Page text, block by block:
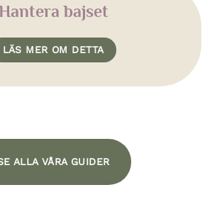
bajset
LÄS MER OM DETTA
ALLA VÅRA GUIDER